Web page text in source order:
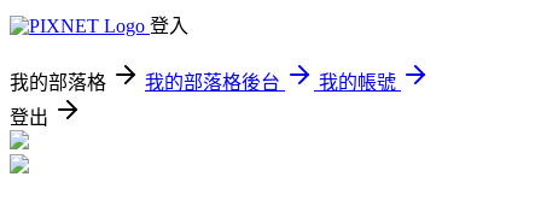
登入
我的部落格 我的部落格後台
我的帳號
登出